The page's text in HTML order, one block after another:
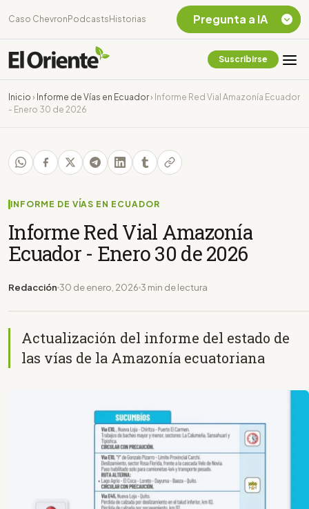
Caso Chevron Podcasts Historias
Suscribirse
Inicio › Informe de Vías en Ecuador› Informe Red Vial Amazonía Ecuador
- Enero 30 de 2026
INFORME DE VÍAS EN ECUADOR
Informe Red Vial Amazonía
Ecuador - Enero 30 de 2026
Redacción 30 de enero, 2026 3 min de lectura
Actualización del informe del estado de
las vías de la Amazonía ecuatoriana
Pregunta a IA
Chevron Ecuador